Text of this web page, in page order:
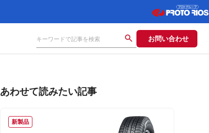
お問い合わせ
あわせて読みたい記事
新製品